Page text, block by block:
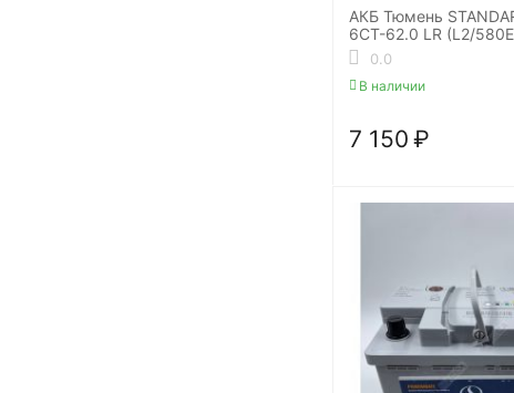
АКБ Тюмень
6СТ-62.0 LR (L2/
0.0
В наличии
7 150 ₽